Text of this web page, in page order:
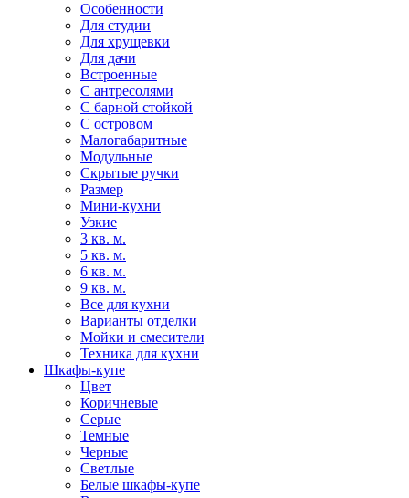
Особенности
Для студии
Для хрущевки
Для дачи
Встроенные
С антресолями
С барной стойкой
С островом
Малогабаритные
Модульные
Скрытые ручки
Размер
Мини-кухни
Узкие
3 кв. м.
5 кв. м.
6 кв. м.
9 кв. м.
Все для кухни
Варианты отделки
Мойки и смесители
Техника для кухни
Шкафы-купе
Цвет
Коричневые
Серые
Темные
Черные
Светлые
Белые шкафы-купе